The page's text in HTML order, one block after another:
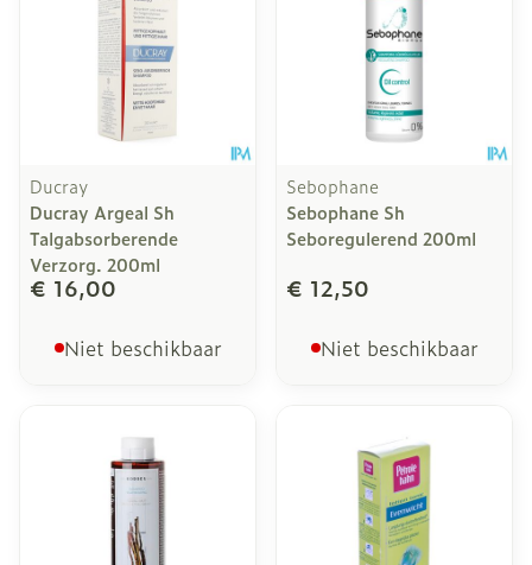
Ducray
Ducray Argeal Sh
Talgabsorberende
Verzorg. 200ml
€ 16,00
Niet beschikbaar
Sebophane
Sebophane Sh
Seboregulerend 200ml
€ 12,50
Niet beschikbaar